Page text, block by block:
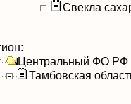
Свекла
Центральный ФО РФ
Тамбовская